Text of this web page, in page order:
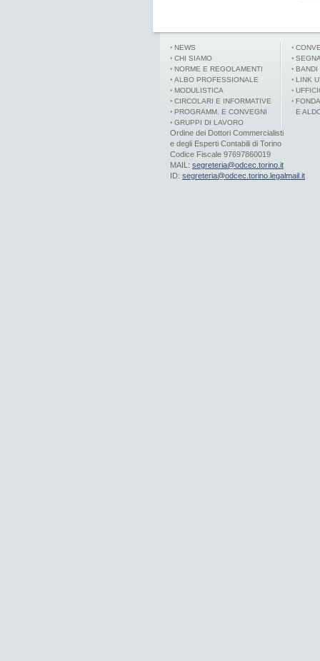
NEWS
CHI SIAMO
NORME E REGOLAMENTI
ALBO PROFESSIONALE
MODULISTICA
CIRCOLARI E INFORMATIVE
PROGRAMM. E CONVEGNI
GRUPPI DI LAVORO
BANDI
LINK
E
Ordine dei Dottori Commercialisti
e degli Esperti Contabili di Torino
Codice Fiscale 97697860019
MAIL: segreteria@odcec.torino.it
ID: segreteria@odcec.torino.legalmail.it